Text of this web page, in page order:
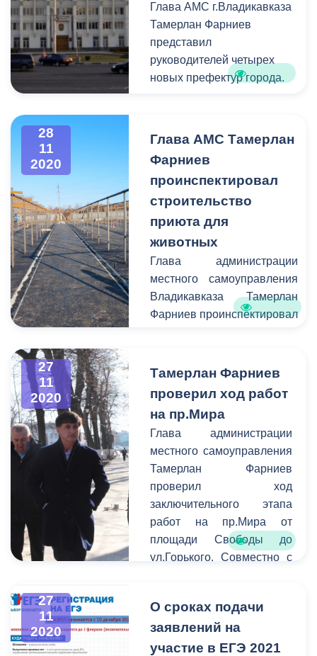
Глава АМС г.Владикавказа
Тамерлан Фарниев
представил
руководителей четырех
новых префектур города.
28
11
2020
Глава АМС Тамерлан
Фарниев
проинспектировал
строительство
приюта для
животных
Глава администрации
местного самоуправления
Владикавказа Тамерлан
Фарниев проинспектировал
Питомник расположится на
района города. Вместе с
градоначальником объект
строительства посетил
заместитель главы АМС -
начальник Управления по
строительству Заурбек
Беслекоев.
27
11
2020
Тамерлан Фарниев
проверил ход работ
на пр.Мира
Глава администрации
местного самоуправления
Тамерлан Фарниев
проверил ход
заключительного этапа
работ на пр.Мира от
площади Свободы до
ул.Горького. Совместно с
Владикавказ Заурбеком
Беслекоевым и главным
архитектором города
27
11
2020
О сроках подачи
заявлений на
участие в ЕГЭ 2021